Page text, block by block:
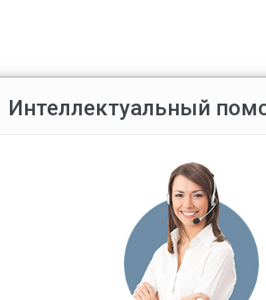
от штрафа: как
Интеллектуальный